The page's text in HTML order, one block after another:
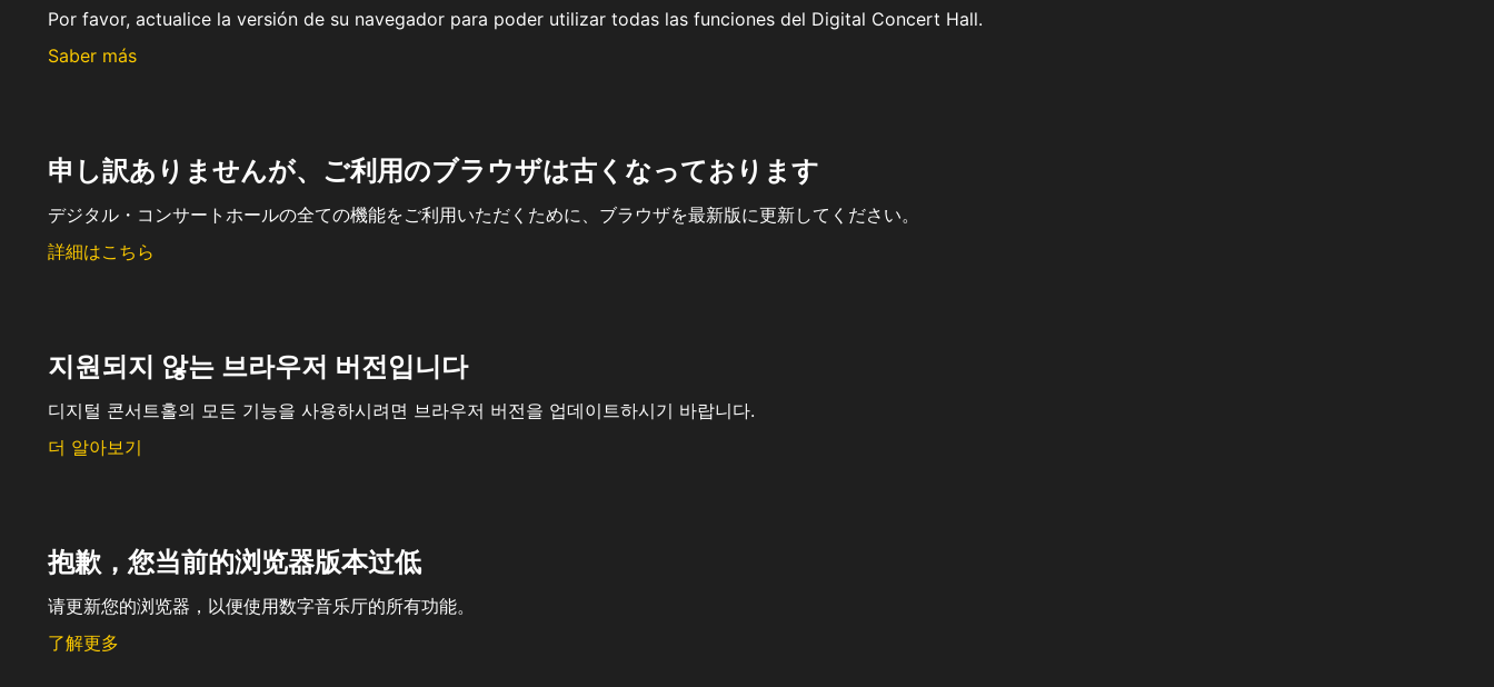
Por favor, actualice la versión de su navegador para poder utilizar todas las funciones del Digital Concert Hall.
Saber más
申し訳ありませんが、ご利用のブラウザは古くなっております
デジタル・コンサートホールの全ての機能をご利用いただくために、ブラウザを最新版に更新してください。
詳細はこちら
지원되지 않는 브라우저 버전입니다
디지털 콘서트홀의 모든 기능을 사용하시려면 브라우저 버전을 업데이트하시기 바랍니다.
더 알아보기
抱歉，您当前的浏览器版本过低
请更新您的浏览器，以便使用数字音乐厅的所有功能。
了解更多